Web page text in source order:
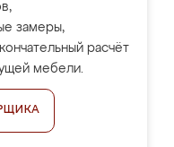
замеры,
расчёт
мебели.